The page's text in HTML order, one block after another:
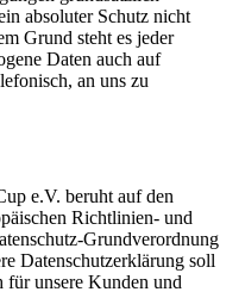
absoluter Schutz nicht
Grund steht es jeder
Daten auch auf
an uns zu
e.V. beruht auf den
Richtlinien- und
Grundverordnung
Datenschutzerklärung soll
unsere Kunden und